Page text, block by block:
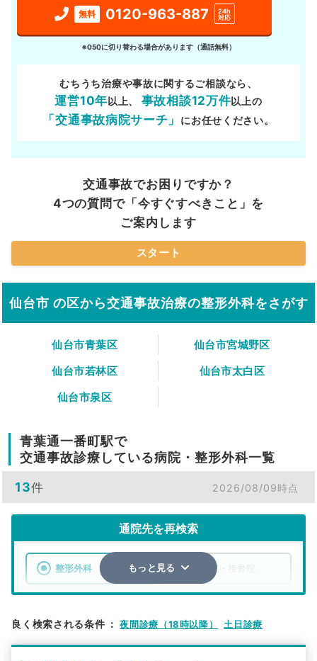
無料 0120-963-887
24h
対応
※050に切り替わる場合があります（通話無料）
むちうち治療や事故に関するご相談なら、
運営10年以上、 事故相談12万件以上の
「交通事故病院サーチ」 にお任せください。
交通事故でお困りですか？
4つの質問で「今すぐすべきこと」を
ご案内します
スタート
仙台市 の区から交通事故治療の整形外科をさがす
仙台市青葉区
仙台市宮城野区
仙台市若林区
仙台市太白区
仙台市泉区
青葉通一番町駅で
交通事故診療している病院・整形外科一覧
13件 2026/08/09時点
通院先を再検索
整形外科 整骨院・接骨院
検索する
もっと見る
良く検索される条件 ： 夜間診療（18時以降） 土日診療